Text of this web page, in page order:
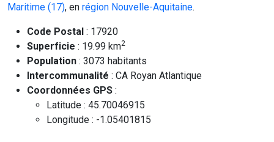
Maritime (17), en région Nouvelle-Aquitaine.
Code Postal : 17920
Superficie : 19.99 km2
Population : 3073 habitants
Intercommunalité : CA Royan Atlantique
Coordonnées GPS :
Latitude : 45.70046915
Longitude : -1.05401815